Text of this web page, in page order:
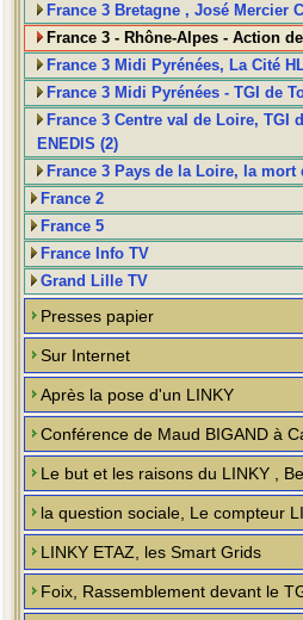
France 3 Bretagne , José Mercier
France 3 - Rhône-Alpes - Action
France 3 Midi Pyrénées, La Cité
France 3 Midi Pyrénées - TGI de
France 3 Centre val de Loire, TGI
ENEDIS (2)
France 3 Pays de la Loire, la mort
France 2
France 5
France Info TV
Grand Lille TV
Presses papier
Sur Internet
Après la pose d'un LINKY
Conférence de Maud BIGAND à
Le but et les raisons du LINKY ,
la question sociale, Le compteur
LINKY ETAZ, les Smart Grids
Foix, Rassemblement devant le